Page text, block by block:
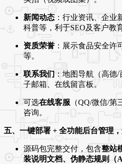
新闻动态 ：行业资讯、企业
科普等，利于SEO及客户教
资质荣誉 ：展示食品安全许
等。
联系我们：地图导航（高德/
子邮箱、在线留言板。
可选在线客服 （QQ/微信/
咨询。
五、一键部署 + 全功能后台管理
源码包完整交付，包含整站
装说明文档、伪静态规则（